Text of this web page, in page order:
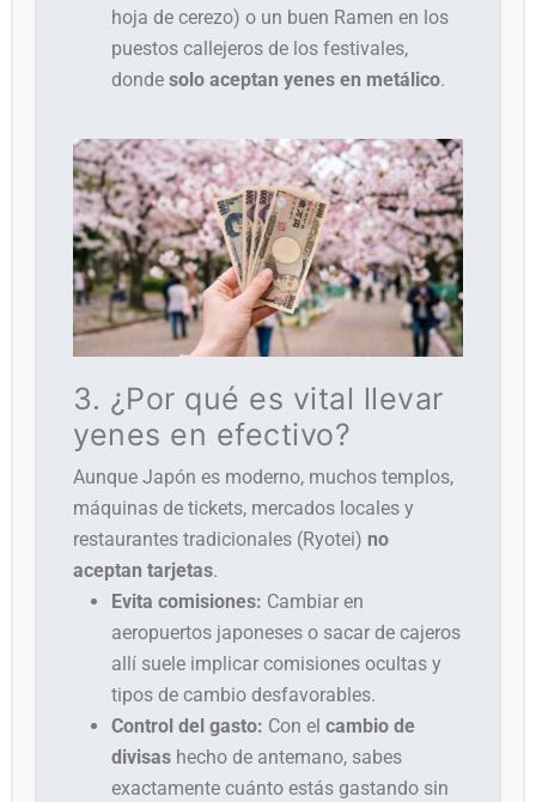
hoja de cerezo) o un buen Ramen en los
puestos callejeros de los festivales,
dondesolo aceptan yenes en metálico.
3. ¿Por qué es vital llevar
yenes en efectivo?
Aunque Japón es moderno, muchos templos,
máquinas de tickets, mercados locales y
restaurantes tradicionales (Ryotei) no
aceptan tarjetas.
Evita comisiones: Cambiar en
aeropuertos japoneses o sacar de cajeros
allí suele implicar comisiones ocultas y
tipos de cambio desfavorables.
Control del gasto: Con elcambio de
divisas hecho de antemano, sabes
exactamente cuánto estás gastando sin